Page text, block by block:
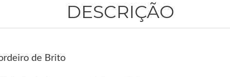
DESCRIÇÃO
de Brito